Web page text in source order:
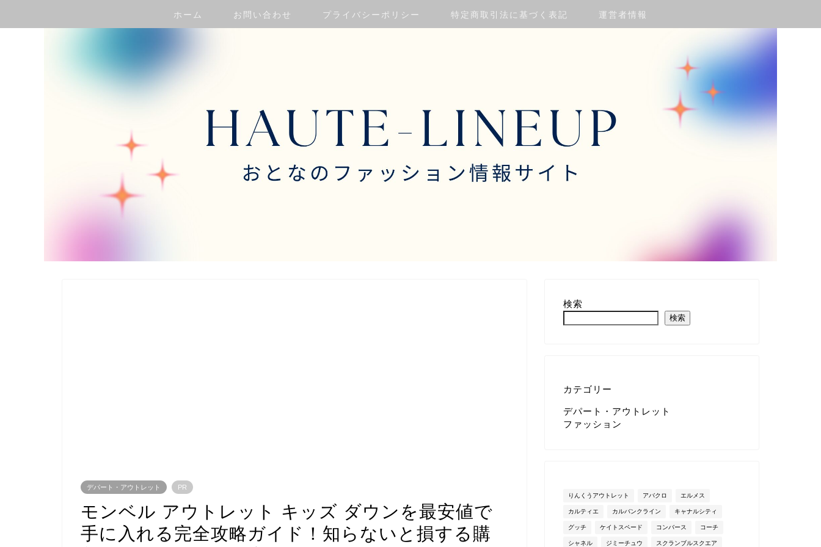
ホーム お問い合わせ プライバシーポリシー 特定商取引法に基づく表記 運営者情報
デパート・アウトレット PR
モンベル アウトレット キッズ ダウンを最安値で
手に入れる完全攻略ガイド！知らないと損する購
検索
検索
カテゴリー
デパート・アウトレット
ファッション
りんくうアウトレット アバクロ エルメス
カルティエ カルバンクライン キャナルシティ
グッチ ケイトスペード コンバース コーチ
シャネル ジミーチュウ スクランブルスクエア